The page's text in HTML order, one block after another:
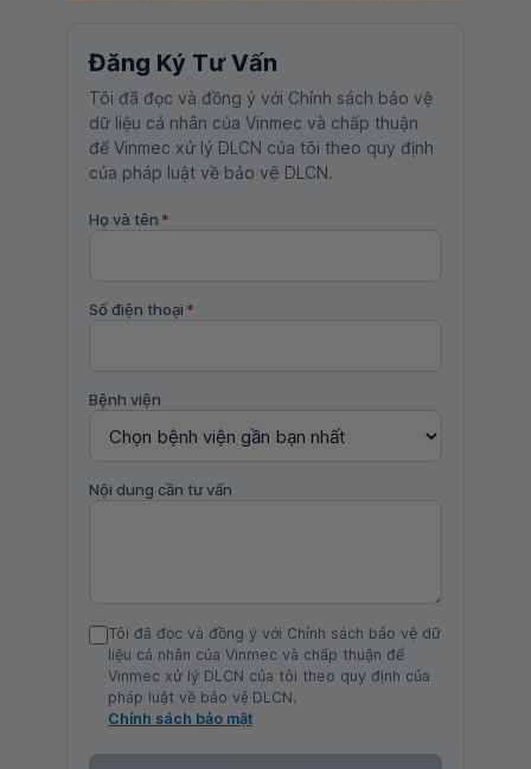
Đăng Ký Tư Vấn
Tôi đã đọc và đồng ý với Chính sách bảo vệ
dữ liệu cá nhân của Vinmec và chấp thuận
để Vinmec xử lý DLCN của tôi theo quy định
của pháp luật về bảo vệ DLCN.
Họ và tên *
Số điện thoại *
Bệnh viện
Nội dung cần tư vấn
Tôi đã đọc và đồng ý với Chính sách bảo vệ dữ
liệu cá nhân của Vinmec và chấp thuận để
Vinmec xử lý DLCN của tôi theo quy định của
pháp luật về bảo vệ DLCN.
Chính sách bảo mật